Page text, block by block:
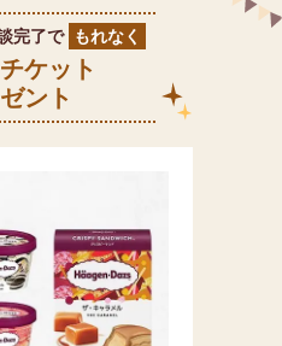
完了で もれなく
ケット
ント